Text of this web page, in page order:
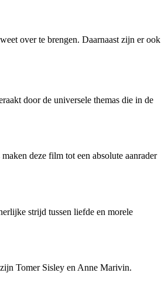
over te brengen. Daarnaast zijn er ook
door de universele themas die in de
deze film tot een absolute aanrader
strijd tussen liefde en morele
Tomer Sisley en Anne Marivin.